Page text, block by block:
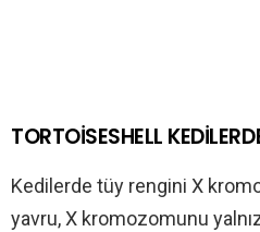
TORTOİSESHELL
Kedilerde tüy rengini X
yavru, X kromozomunu